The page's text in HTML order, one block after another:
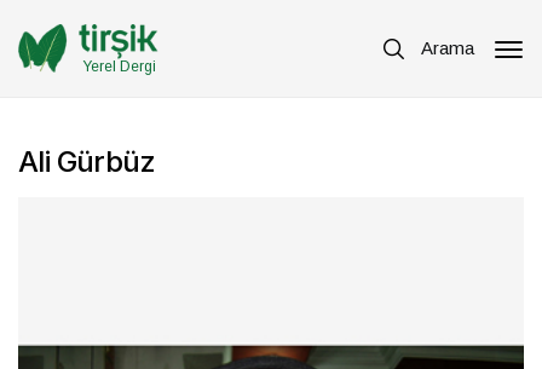
Yerel Dergi
Arama
Ali Gürbüz